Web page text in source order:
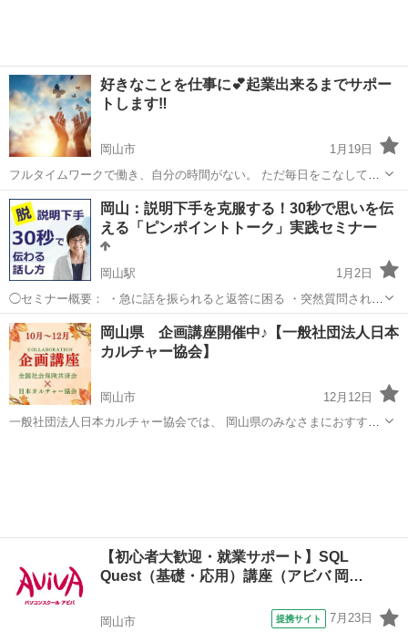
好きなことを仕事に💕起業出来るまでサポー
トします‼️
岡山市
1月19日
フルタイムワークで働き、自分の時間がない。 ただ毎日をこなしてい
くだけの日々。 子供との時間が取れない。 ちゃんと子供や家族に向き
合う余裕がない。 そんな風に思って毎日を過ごしていませんか？ 私も
ずっとずっとそうで...
岡山 岡山市 生活知識 コーチング
岡山：説明下手を克服する！30秒で思いを伝
える「ピンポイントトーク」実践セミナー
岡山駅
1月2日
◯セミナー概要： ・急に話を振られると返答に困る ・突然質問される
と上手く言葉にできない ・自分の考えを整理するのが苦手 ・つい説明
が長くなってしまう 「簡潔に伝えよう」「結論から話そう」、そう意
識はするものの...
岡山 岡山市 岡山駅 話し方 コミュニケーション
岡山県 企画講座開催中♪【一般社団法人日本
カルチャー協会】
岡山市
12月12日
一般社団法人日本カルチャー協会では、 岡山県のみなさまにおすすめ
【初心者大歓迎・就業サポート】SQL
Quest（基礎・応用）講座（アビバ 岡…
岡山市 提携サイト 7月23日